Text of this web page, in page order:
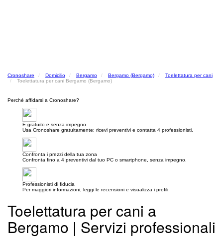
Cronoshare Domicilio Bergamo Bergamo (Bergamo)
Toelettatura per cani
Toelettatura per cani Bergamo (Bergamo)
Perché affidarsi a Cronoshare?
E gratuito e senza impegno
Usa Cronoshare gratuitamente: ricevi preventivi e contatta 4 professionisti.
Confronta i prezzi della tua zona
Confronta fino a 4 preventivi dal tuo PC o smartphone, senza impegno.
Professionisti di fiducia
Per maggiori informazioni, leggi le recensioni e visualizza i profili.
Toelettatura per cani a
Bergamo | Servizi professionali